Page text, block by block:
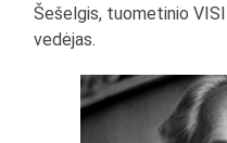
Šešelgis, tuometinio
vedėjas.